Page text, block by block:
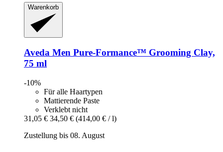
Warenkorb
Aveda Men Pure-​Formance™ Grooming Clay,
75 ml
-10%
Für alle Haartypen
Mattierende Paste
Verklebt nicht
31,05 € 34,50 € (414,00 € / l)
Zustellung bis 08. August